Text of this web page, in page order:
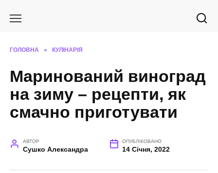
ГОЛОВНА » КУЛІНАРІЯ
Маринований виноград
на зиму – рецепти, як
смачно приготувати
АВТОР
Сушко Александра
ОПУБЛІКОВАНО
14 Січня, 2022